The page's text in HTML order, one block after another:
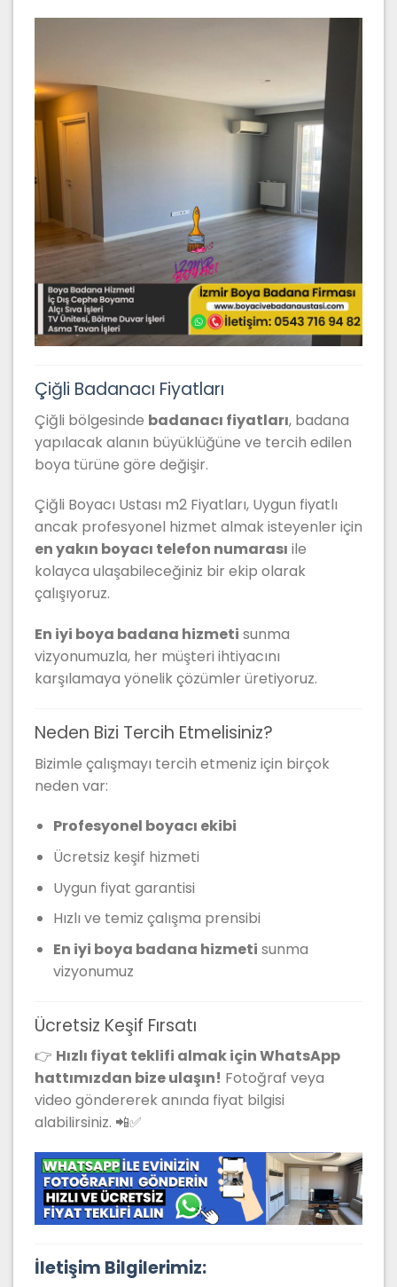
Çiğli Badanacı Fiyatları
Çiğli bölgesinde badanacı fiyatları, badana
yapılacak alanın büyüklüğüne ve tercih edilen
boya türüne göre değişir.
Çiğli Boyacı Ustası m2 Fiyatları, Uygun fiyatlı
ancak profesyonel hizmet almak isteyenler için
en yakın boyacı telefon numarası ile
kolayca ulaşabileceğiniz bir ekip olarak
çalışıyoruz.
En iyi boya badana hizmeti sunma
vizyonumuzla, her müşteri ihtiyacını
karşılamaya yönelik çözümler üretiyoruz.
Neden Bizi Tercih Etmelisiniz?
Bizimle çalışmayı tercih etmeniz için birçok
neden var:
Profesyonel boyacı ekibi
Ücretsiz keşif hizmeti
Uygun fiyat garantisi
Hızlı ve temiz çalışma prensibi
En iyi boya badana hizmeti sunma
vizyonumuz
Ücretsiz Keşif Fırsatı
👉 Hızlı fiyat teklifi almak için WhatsApp
hattımızdan bize ulaşın! Fotoğraf veya
video göndererek anında fiyat bilgisi
alabilirsiniz. 📲✅
İletişim Bilgilerimiz: